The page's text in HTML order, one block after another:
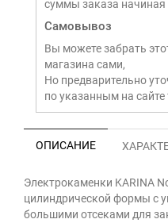
суммы заказа начиная
Самовывоз
Вы можете забрать
магазина сами,
Но предварительно
по указанным на
ОПИСАНИЕ
Электрокаменки KARINA
цилиндрической формы с
большими отсеками для